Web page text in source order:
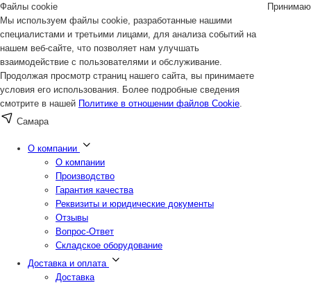
Файлы cookie
Мы используем файлы cookie, разработанные нашими
специалистами и третьими лицами, для анализа событий на
нашем веб-сайте, что позволяет нам улучшать
взаимодействие с пользователями и обслуживание.
Продолжая просмотр страниц нашего сайта, вы принимаете
условия его использования. Более подробные сведения
смотрите в нашей Политике в отношении файлов Cookie.
Принимаю
Самара
О компании
О компании
Производство
Гарантия качества
Реквизиты и юридические документы
Отзывы
Вопрос-Ответ
Складское оборудование
Доставка и оплата
Доставка